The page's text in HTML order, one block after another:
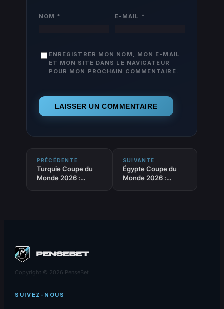
NOM * E-MAIL *
ENREGISTRER MON NOM, MON E-MAIL
ET MON SITE DANS LE NAVIGATEUR
POUR MON PROCHAIN COMMENTAIRE.
PRÉCÉDENTE :
Turquie Coupe du
Monde 2026 :
SUIVANTE :
Égypte Coupe du
Monde 2026 :
Copyright © 2026 PenseBet
SUIVEZ-NOUS